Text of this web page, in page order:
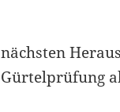
nächsten
Gürtelprüfung